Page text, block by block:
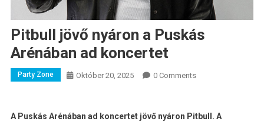
Pitbull jövő nyáron a Puskás
Arénában ad koncertet
Party Zone Október 20, 2025 0 Comments
A Puskás Arénában ad koncertet jövő nyáron Pitbull. A